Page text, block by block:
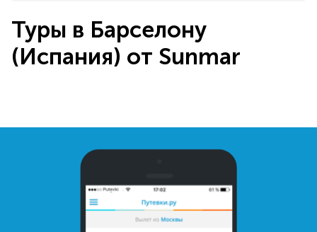
Туры в Барселону
(Испания) от Sunmar